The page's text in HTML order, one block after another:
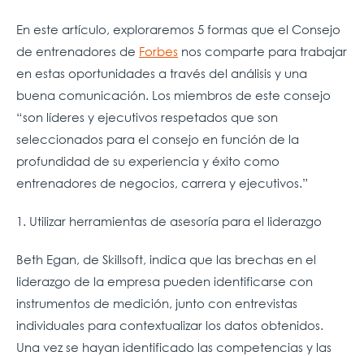
En este artículo, exploraremos 5 formas que el Consejo
de entrenadores de Forbes nos comparte para trabajar
en estas oportunidades a través del análisis y una
buena comunicación. Los miembros de este consejo
“son líderes y ejecutivos respetados que son
seleccionados para el consejo en función de la
profundidad de su experiencia y éxito como
entrenadores de negocios, carrera y ejecutivos.”
1. Utilizar herramientas de asesoría para el liderazgo
Beth Egan, de Skillsoft, indica que las brechas en el
liderazgo de la empresa pueden identificarse con
instrumentos de medición, junto con entrevistas
individuales para contextualizar los datos obtenidos.
Una vez se hayan identificado las competencias y las